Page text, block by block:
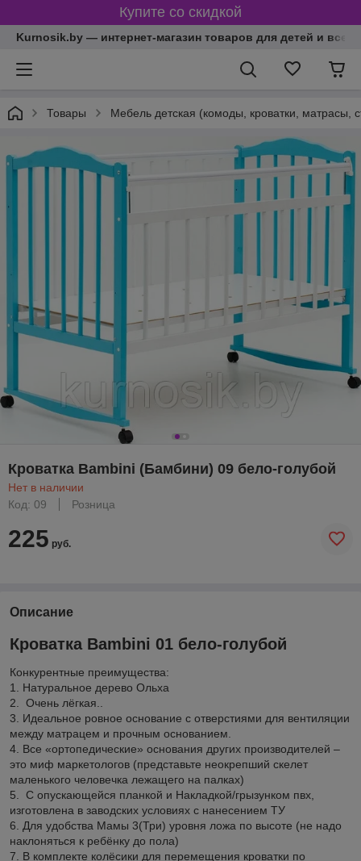
Купите со скидкой
Kurnosik.by — интернет-магазин товаров для детей и всей
Товары Мебель детская (комоды, кроватки, матрасы,
Кроватка Bambini (Бамбини) 09 бело-голубой
Нет в наличии
Код: 09
Розница
225 руб.
Описание
Кроватка Bambini 01 бело-голубой
Конкурентные преимущества:
1. Натуральное дерево Ольха
2. Очень лёгкая..
3. Идеальное ровное основание с отверстиями для вентиляции
между матрацем и прочным основанием.
4. Все «ортопедические» основания других производителей –
это миф маркетологов (представьте неокрепший скелет
маленького человечка лежащего на палках)
5. С опускающейся планкой и Накладкой/грызунком пвх,
изготовлена в заводских условиях с нанесением ТУ
6. Для удобства Мамы 3(Три) уровня ложа по высоте (не надо
наклоняться к ребёнку до пола)
7. В комплекте колёсики для перемещения кроватки по